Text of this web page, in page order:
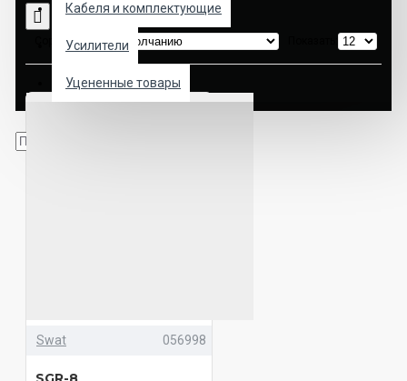
Кабеля и комплектующие
Усилители
Уцененные товары
Сортировка:
Swat 056998